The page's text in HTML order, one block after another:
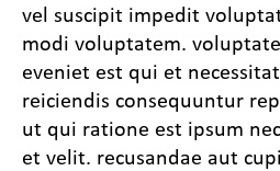
vel suscipit impedit
modi voluptatem.
eveniet est qui et
reiciendis consequuntur
ut qui ratione est ipsum
et velit. recusandae aut